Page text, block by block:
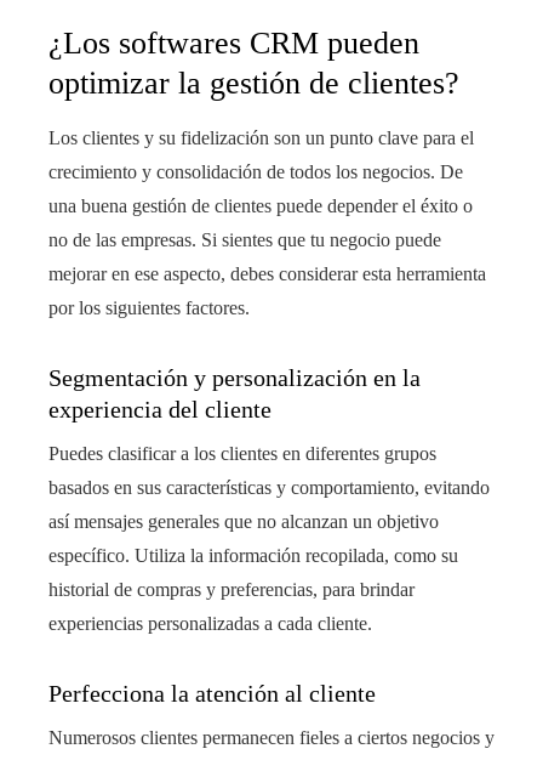
¿Los softwares CRM pueden
optimizar la gestión de clientes?
Los clientes y su fidelización son un punto clave para el
crecimiento y consolidación de todos los negocios. De
una buena gestión de clientes puede depender el éxito o
no de las empresas. Si sientes que tu negocio puede
mejorar en ese aspecto, debes considerar esta herramienta
por los siguientes factores.
Segmentación y personalización en la
experiencia del cliente
Puedes clasificar a los clientes en diferentes grupos
basados en sus características y comportamiento, evitando
así mensajes generales que no alcanzan un objetivo
específico. Utiliza la información recopilada, como su
historial de compras y preferencias, para brindar
experiencias personalizadas a cada cliente.
Perfecciona la atención al cliente
Numerosos clientes permanecen fieles a ciertos negocios y